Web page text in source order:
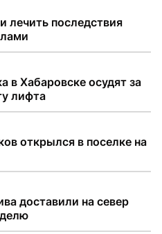
лечить последствия
в Хабаровске осудят за
лифта
открылся в поселке на
доставили на север